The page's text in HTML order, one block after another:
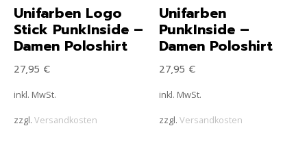
Unifarben Logo
Stick PunkInside –
Damen Poloshirt
27,95 €
inkl. MwSt.
zzgl. Versandkosten
Unifarben
PunkInside –
Damen Poloshirt
27,95 €
inkl. MwSt.
zzgl.Versandkosten